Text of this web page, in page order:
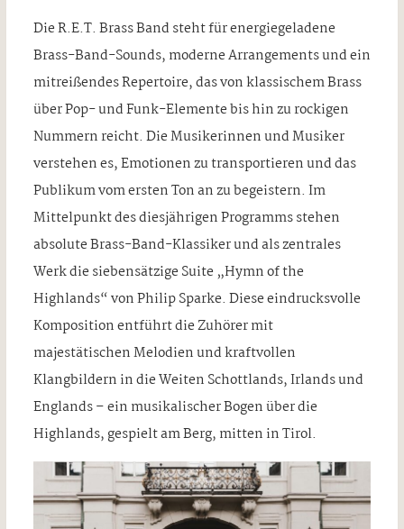
Die R.E.T. Brass Band steht für energiegeladene
Brass-Band-Sounds, moderne Arrangements und ein
mitreißendes Repertoire, das von klassischem Brass
über Pop- und Funk-Elemente bis hin zu rockigen
Nummern reicht. Die Musikerinnen und Musiker
verstehen es, Emotionen zu transportieren und das
Publikum vom ersten Ton an zu begeistern. Im
Mittelpunkt des diesjährigen Programms stehen
absolute Brass-Band-Klassiker und als zentrales
Werk die siebensätzige Suite „Hymn of the
Highlands“ von Philip Sparke. Diese eindrucksvolle
Komposition entführt die Zuhörer mit
majestätischen Melodien und kraftvollen
Klangbildern in die Weiten Schottlands, Irlands und
Englands – ein musikalischer Bogen über die
Highlands, gespielt am Berg, mitten in Tirol.